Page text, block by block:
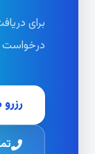
برای
درخواست